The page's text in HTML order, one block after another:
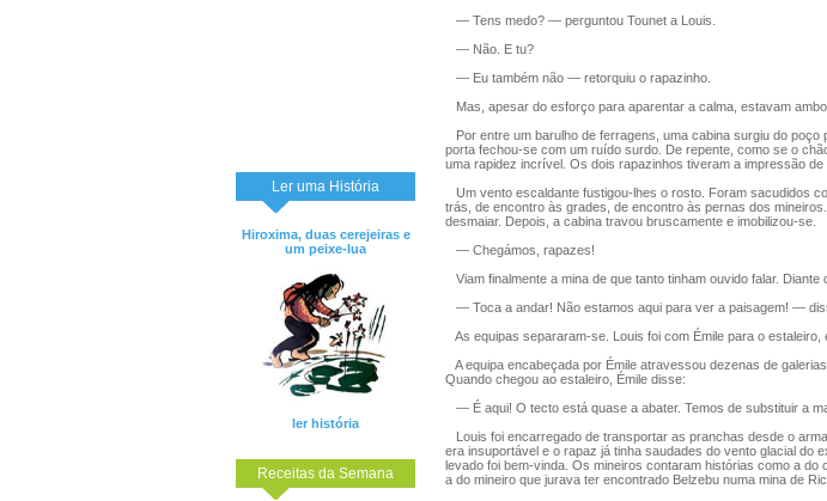
Ler uma História
Hiroxima, duas cerejeiras e
um peixe-lua
ler história
Receitas da Semana
— Tens medo? — perguntou Tounet a Louis.
— Não. E tu?
— Eu também não — retorquiu o rapazinho.
Mas, apesar do esforço para aparentar a calma, estavam
Por entre um barulho de ferragens, uma cabina surgiu do
porta fechou-se com um ruído surdo. De repente, como se o
uma rapidez incrível. Os dois rapazinhos tiveram a impressão de
Um vento escaldante fustigou-lhes o rosto. Foram sacudidos
trás, de encontro às grades, de encontro às pernas dos
desmaiar. Depois, a cabina travou bruscamente e imobilizou-se.
— Chegámos, rapazes!
Viam finalmente a mina de que tanto tinham ouvido falar.
— Toca a andar! Não estamos aqui para ver a paisagem! —
As equipas separaram-se. Louis foi com Émile para o
A equipa encabeçada por Émile atravessou dezenas de
Quando chegou ao estaleiro, Émile disse:
— É aqui! O tecto está quase a abater. Temos de substituir a
Louis foi encarregado de transportar as pranchas desde o
era insuportável e o rapaz já tinha saudades do vento glacial do
levado foi bem-vinda. Os mineiros contaram histórias como a
a do mineiro que jurava ter encontrado Belzebu numa mina de